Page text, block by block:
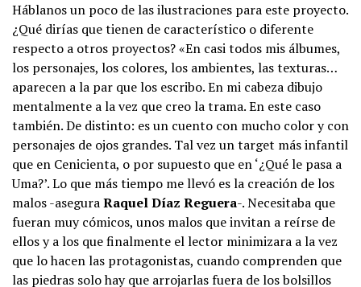
Háblanos un poco de las ilustraciones para este proyecto.
¿Qué dirías que tienen de característico o diferente
respecto a otros proyectos? «En casi todos mis álbumes,
los personajes, los colores, los ambientes, las texturas…
aparecen a la par que los escribo. En mi cabeza dibujo
mentalmente a la vez que creo la trama. En este caso
también. De distinto: es un cuento con mucho color y con
personajes de ojos grandes. Tal vez un target más infantil
que en Cenicienta, o por supuesto que en ‘¿Qué le pasa a
Uma?’. Lo que más tiempo me llevó es la creación de los
malos -aseguraRaquel Díaz Reguera-. Necesitaba que
fueran muy cómicos, unos malos que invitan a reírse de
ellos y a los que finalmente el lector minimizara a la vez
que lo hacen las protagonistas, cuando comprenden que
las piedras solo hay que arrojarlas fuera de los bolsillos